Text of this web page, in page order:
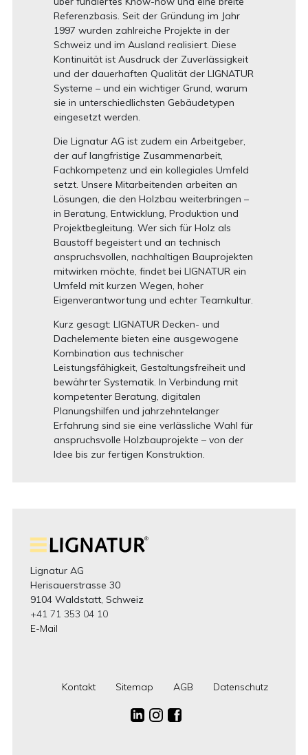
Referenzbasis. Seit der Gründung im Jahr
1997 wurden zahlreiche Projekte in der
Schweiz und im Ausland realisiert. Diese
Kontinuität ist Ausdruck der Zuverlässigkeit
und der dauerhaften Qualität der LIGNATUR
Systeme – und ein wichtiger Grund, warum
sie in unterschiedlichsten Gebäudetypen
eingesetzt werden.
Die Lignatur AG ist zudem ein Arbeitgeber,
der auf langfristige Zusammenarbeit,
Fachkompetenz und ein kollegiales Umfeld
setzt. Unsere Mitarbeitenden arbeiten an
Lösungen, die den Holzbau weiterbringen –
in Beratung, Entwicklung, Produktion und
Projektbegleitung. Wer sich für Holz als
Baustoff begeistert und an technisch
anspruchsvollen, nachhaltigen Bauprojekten
mitwirken möchte, findet bei LIGNATUR ein
Umfeld mit kurzen Wegen, hoher
Eigenverantwortung und echter Teamkultur.
Kurz gesagt: LIGNATUR Decken- und
Dachelemente bieten eine ausgewogene
Kombination aus technischer
Leistungsfähigkeit, Gestaltungsfreiheit und
bewährter Systematik. In Verbindung mit
kompetenter Beratung, digitalen
Planungshilfen und jahrzehntelanger
Erfahrung sind sie eine verlässliche Wahl für
anspruchsvolle Holzbauprojekte – von der
Idee bis zur fertigen Konstruktion.
Lignatur AG
Herisauerstrasse 30
9104 Waldstatt, Schweiz
+41 71 353 04 10
E-Mail
Kontakt Sitemap AGB Datenschutz